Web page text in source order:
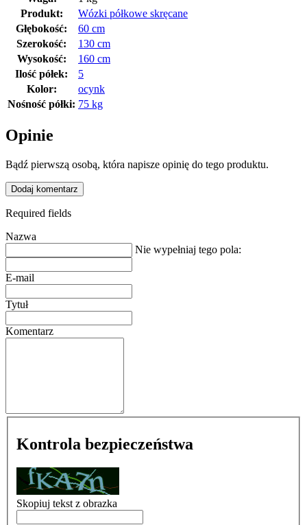
Produkt:
Wózki półkowe skręcane
Głębokość:
60 cm
Szerokość:
130 cm
Wysokość:
160 cm
Ilość półek:
5
Kolor:
ocynk
Nośność półki: 75 kg
Opinie
Bądź pierwszą osobą, która napisze opinię do tego produktu.
Dodaj komentarz
Required fields
Nazwa
Nie wypełniaj tego pola:
E-mail
Tytuł
Komentarz
Kontrola bezpieczeństwa
Skopiuj tekst z obrazka